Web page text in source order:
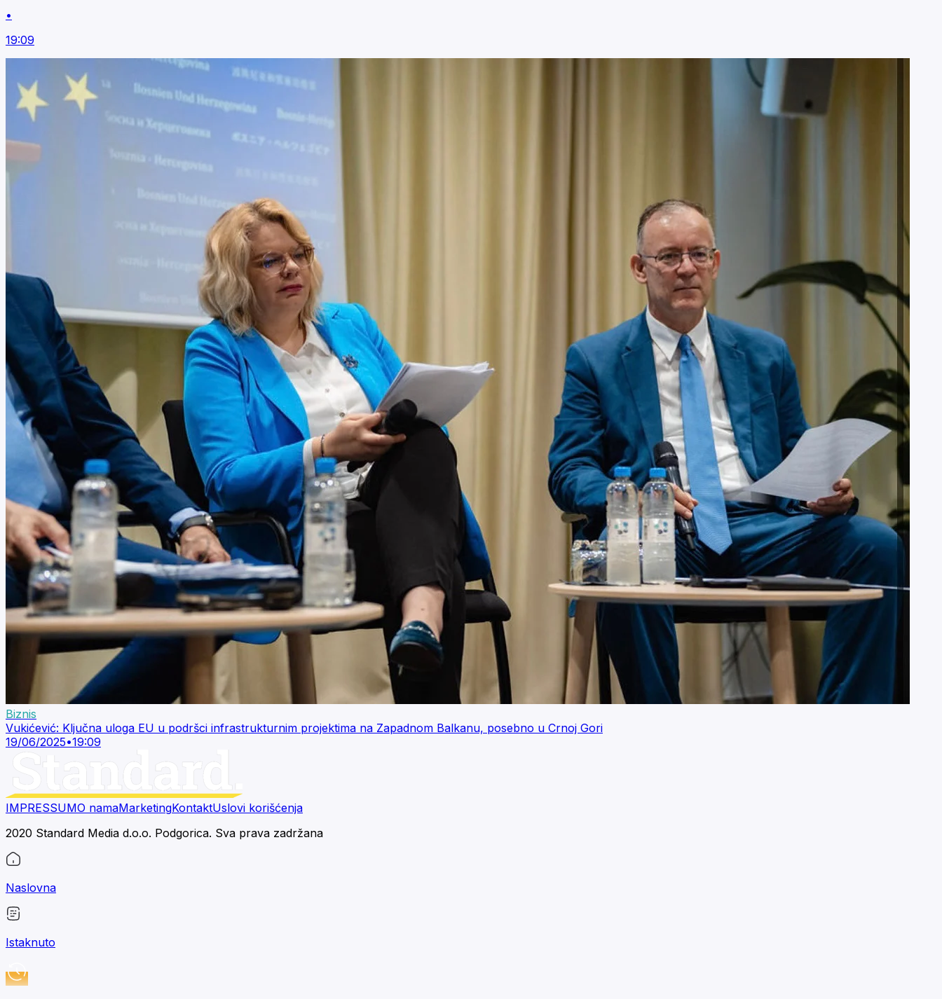
•
19:09
Biznis
Vukićević: Ključna uloga EU u podršci infrastrukturnim projektima na Zapadnom Balkanu, posebno u Crnoj Gori
19/06/2025•19:09
IMPRESSUMO namaMarketingKontaktUslovi korišćenja
2020 Standard Media d.o.o. Podgorica. Sva prava zadržana
Naslovna
Istaknuto